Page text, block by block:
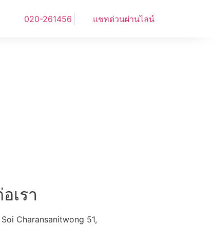
020-261456 แชทด่วนผ่านไลน์
เรา
Charansanitwong 51,